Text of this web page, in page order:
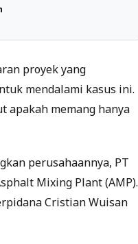
proyek yang
mendalami kasus ini.
apakah memang hanya
perusahaannya, PT
Mixing Plant (AMP).
Cristian Wuisan